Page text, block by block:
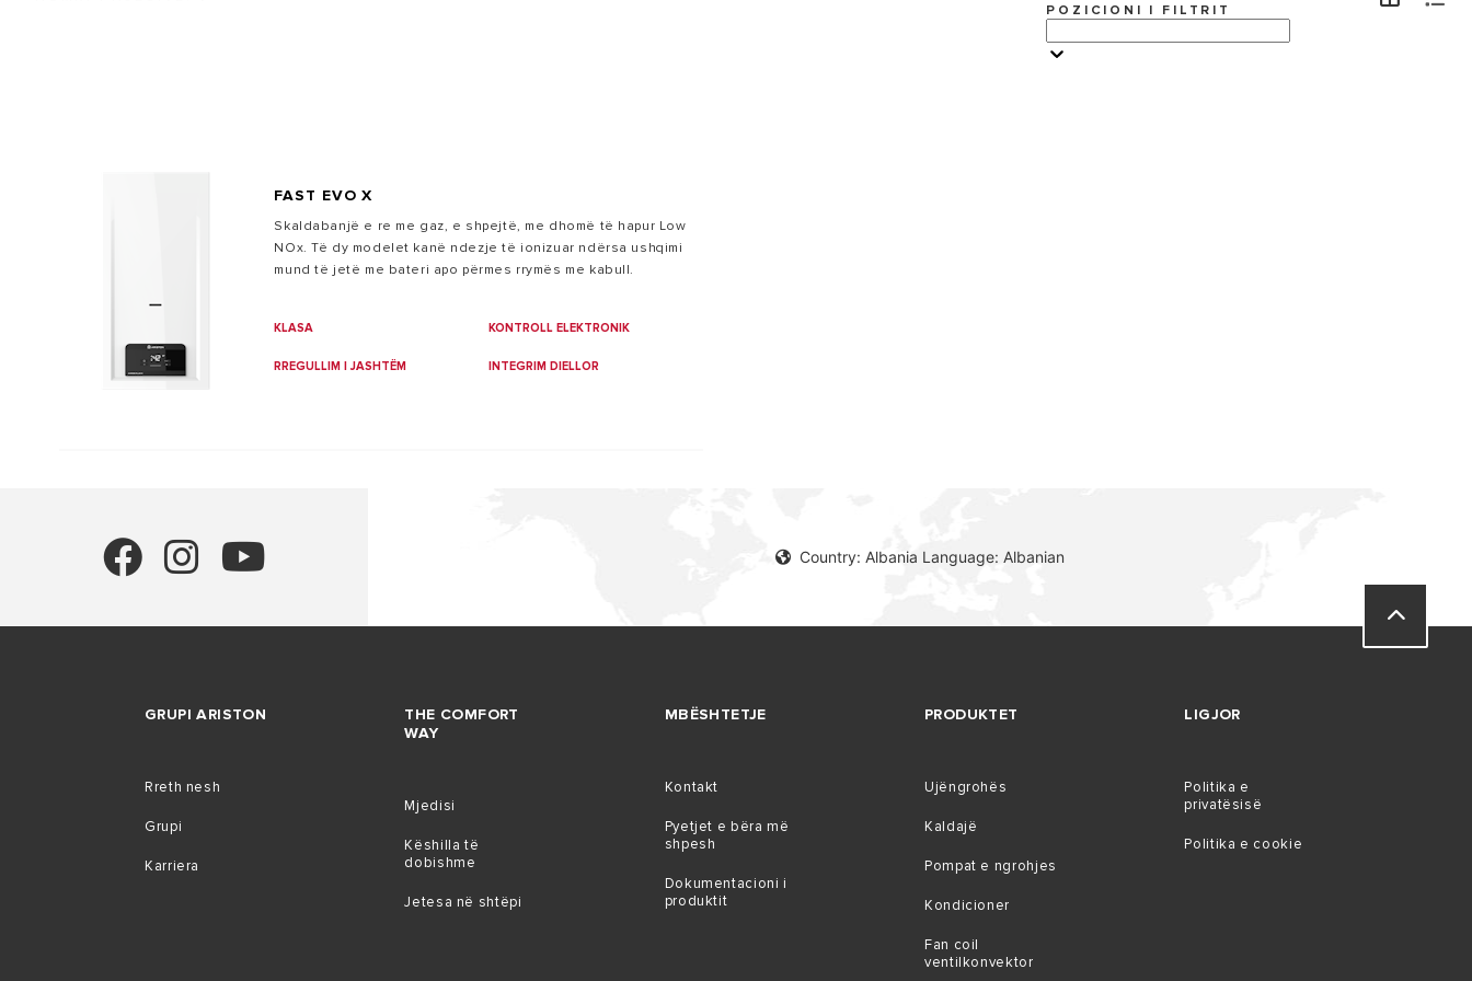
VIZITË
SMART HOME
TË GJITHA MODELET E UJËNGROHËS
POZICIONI I FILTRIT
FAST EVO X
Skaldabanjë e re me gaz, e shpejtë, me dhomë të hapur Low
NOx. Të dy modelet kanë ndezje të ionizuar ndërsa ushqimi
mund të jetë me bateri apo përmes rrymës me kabull.
KLASA KONTROLL ELEKTRONIK
RREGULLIM I JASHTËM INTEGRIM DIELLOR
Country: Albania Language: Albanian
GRUPI ARISTON
Rreth nesh
Grupi
Karriera
THE COMFORT
WAY
Mjedisi
Këshilla të
dobishme
Jetesa në shtëpi
MBËSHTETJE
Kontakt
Pyetjet e bëra më
shpesh
Dokumentacioni i
produktit
PRODUKTET
Ujëngrohës
Kaldajë
Pompat e ngrohjes
Kondicioner
Fan coil
ventilkonvektor
LIGJOR
Politika e
privatësisë
Politika e cookie